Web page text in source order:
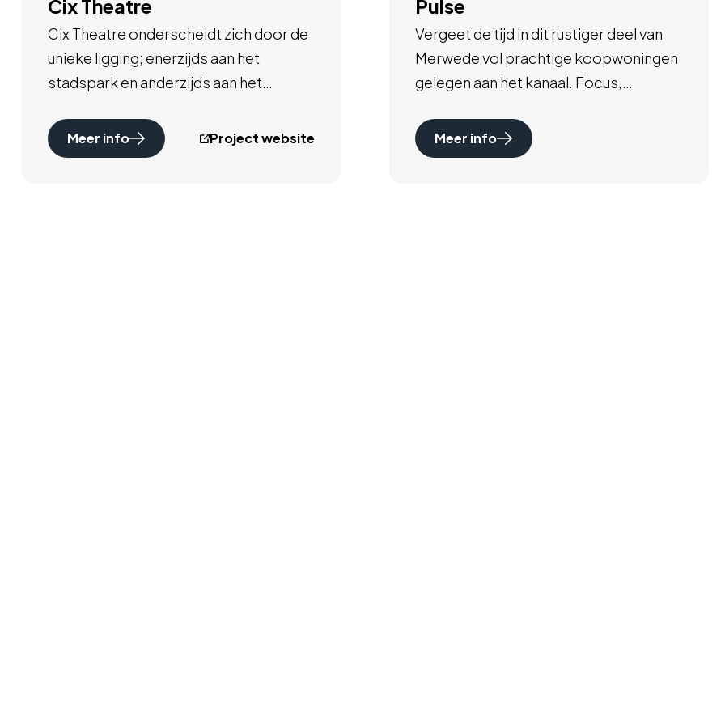
Cix Theatre
Cix Theatre onderscheidt zich door de
unieke ligging; enerzijds aan het
stadspark en anderzijds aan het
woning typen is er ook ruimte voor het
culthuurhuis met o.a. een theaterzaal,
Meer info Project website
Pulse
Vergeet de tijd in dit rustiger deel van
Merwede vol prachtige koopwoningen
gelegen aan het kanaal. Focus,
geniet van de vele faciliteiten in de wijk.
Meer info